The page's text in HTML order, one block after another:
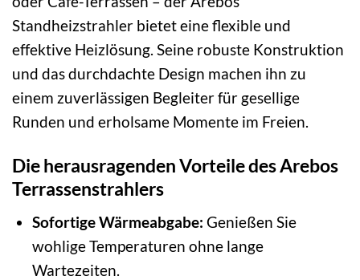
Standheizstrahler bietet eine flexible und
effektive Heizlösung. Seine robuste Konstruktion
und das durchdachte Design machen ihn zu
einem zuverlässigen Begleiter für gesellige
Runden und erholsame Momente im Freien.
Die herausragenden Vorteile des Arebos
Terrassenstrahlers
Sofortige Wärmeabgabe: Genießen Sie
wohlige Temperaturen ohne lange
Wartezeiten.